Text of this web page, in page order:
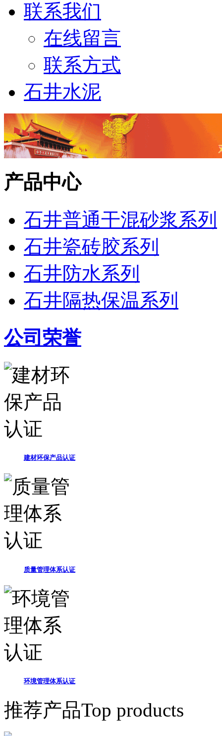
联系我们
在线留言
联系方式
石井水泥
产品中心
石井普通干混砂浆系列
石井瓷砖胶系列
石井防水系列
石井隔热保温系列
公司荣誉
建材环保产品认证
质量管理体系认证
环境管理体系认证
推荐产品Top products